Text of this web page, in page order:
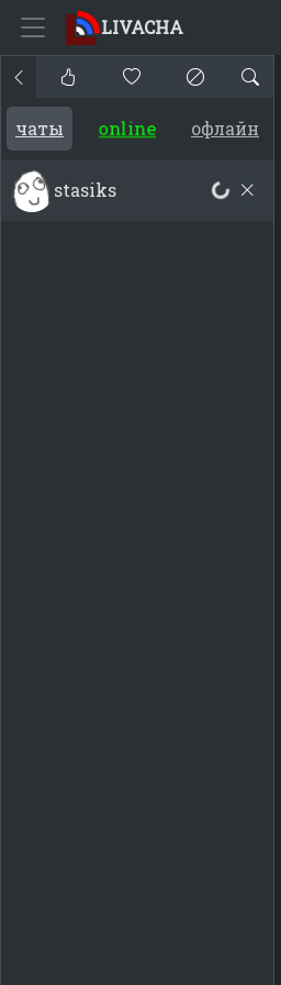
LIVACHA
чаты online офлайн
stasiks